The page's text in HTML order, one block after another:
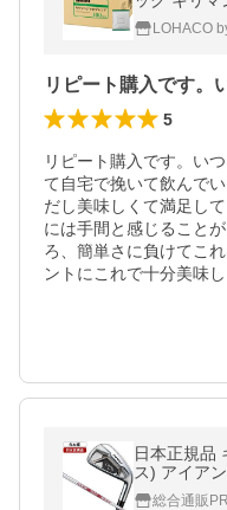
入）LOHACO
5
リピート購入です。い
て自宅で挽いて飲んで
だし美味しくて満足し
には手間と感じること
ろ、簡単さに負けてこ
ントにこれで十分美味し
日本正規品
ス) アイア
モデル
総合通販